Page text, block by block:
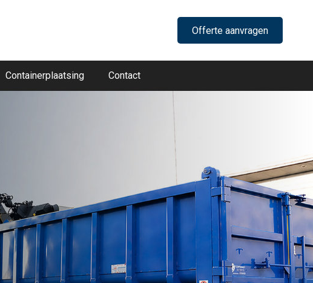
Offerte aanvragen
Containerplaatsing Contact